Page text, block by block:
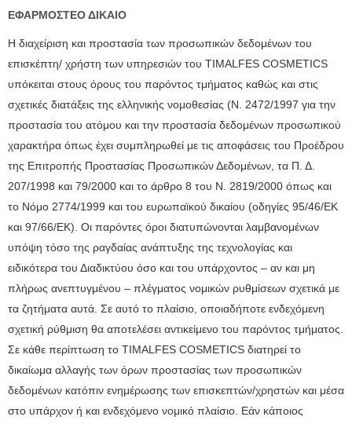
ΕΦΑΡΜΟΣΤΕΟ ΔΙΚΑΙΟ
Η διαχείριση και προστασία των προσωπικών δεδομένων του
επισκέπτη/ χρήστη των υπηρεσιών του TIMALFES COSMETICS
υπόκειται στους όρους του παρόντος τμήματος καθώς και στις
σχετικές διατάξεις της ελληνικής νομοθεσίας (Ν. 2472/1997 για την
προστασία του ατόμου και την προστασία δεδομένων προσωπικού
χαρακτήρα όπως έχει συμπληρωθεί με τις αποφάσεις του Προέδρου
της Επιτροπής Προστασίας Προσωπικών Δεδομένων, τα Π. Δ.
207/1998 και 79/2000 και το άρθρο 8 του Ν. 2819/2000 όπως και
το Νόμο 2774/1999 και του ευρωπαϊκού δικαίου (οδηγίες 95/46/ΕΚ
και 97/66/ΕΚ). Οι παρόντες όροι διατυπώνονται λαμβανομένων
υπόψη τόσο της ραγδαίας ανάπτυξης της τεχνολογίας και
ειδικότερα του Διαδικτύου όσο και του υπάρχοντος – αν και μη
πλήρως ανεπτυγμένου – πλέγματος νομικών ρυθμίσεων σχετικά με
τα ζητήματα αυτά. Σε αυτό το πλαίσιο, οποιαδήποτε ενδεχόμενη
σχετική ρύθμιση θα αποτελέσει αντικείμενο του παρόντος τμήματος.
Σε κάθε περίπτωση το TIMALFES COSMETICS διατηρεί το
δικαίωμα αλλαγής των όρων προστασίας των προσωπικών
δεδομένων κατόπιν ενημέρωσης των επισκεπτών/χρηστών και μέσα
στο υπάρχον ή και ενδεχόμενο νομικό πλαίσιο. Εάν κάποιος